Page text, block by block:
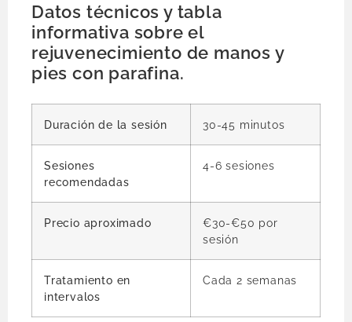
Datos técnicos y tabla
informativa sobre el
rejuvenecimiento de manos y
pies con parafina.
Duración de la sesión 30-45 minutos
Sesiones
recomendadas
4-6 sesiones
Precio aproximado
€30-€50 por
sesión
Tratamiento en
intervalos
Cada 2 semanas